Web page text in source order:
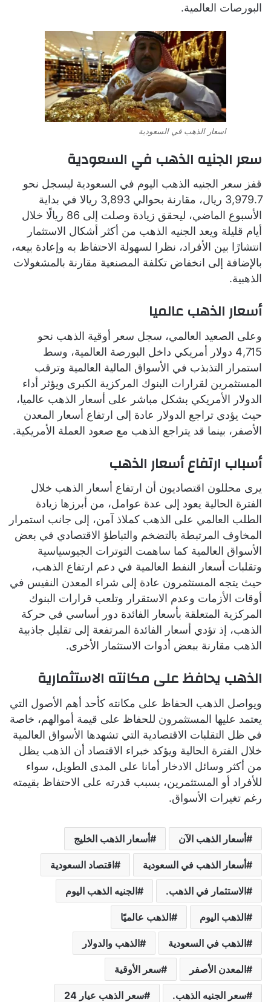
البورصات العالمية.
اسعار الذهب في السعودية
سعر الجنيه الذهب في السعودية
قفز سعر الجنيه الذهب اليوم في السعودية ليسجل نحو
3,979.7 ريال، مقارنة بحوالي 3,893 ريالا في بداية
الأسبوع الماضي، ليحقق زيادة وصلت إلى 86 ريالًا خلال
أيام قليلة ويعد الجنيه الذهب من أكثر أشكال الاستثمار
انتشارًا بين الأفراد، نظرا لسهولة الاحتفاظ به وإعادة بيعه،
بالإضافة إلى انخفاض تكلفة المصنعية مقارنة بالمشغولات
الذهبية.
أسعار الذهب عالميا
وعلى الصعيد العالمي، سجل سعر أوقية الذهب نحو
4,715 دولار أمريكي داخل البورصة العالمية، وسط
استمرار التذبذب في الأسواق المالية العالمية وترقب
المستثمرين لقرارات البنوك المركزية الكبرى ويؤثر أداء
الدولار الأمريكي بشكل مباشر على أسعار الذهب عالميا،
حيث يؤدي تراجع الدولار عادة إلى ارتفاع أسعار المعدن
الأصفر، بينما قد يتراجع الذهب مع صعود العملة الأمريكية.
أسباب ارتفاع أسعار الذهب
يرى محللون اقتصاديون أن ارتفاع أسعار الذهب خلال
الفترة الحالية يعود إلى عدة عوامل، من أبرزها زيادة
الطلب العالمي على الذهب كملاذ آمن، إلى جانب استمرار
المخاوف المرتبطة بالتضخم والتباطؤ الاقتصادي في بعض
الأسواق العالمية كما ساهمت التوترات الجيوسياسية
وتقلبات أسعار النفط العالمية في دعم ارتفاع الذهب،
حيث يتجه المستثمرون عادة إلى شراء المعدن النفيس في
أوقات الأزمات وعدم الاستقرار وتلعب قرارات البنوك
المركزية المتعلقة بأسعار الفائدة دور أساسي في حركة
الذهب، إذ تؤدي أسعار الفائدة المرتفعة إلى تقليل جاذبية
الذهب مقارنة ببعض أدوات الاستثمار الأخرى.
الذهب يحافظ على مكانته الاستثمارية
ويواصل الذهب الحفاظ على مكانته كأحد أهم الأصول التي
يعتمد عليها المستثمرون للحفاظ على قيمة أموالهم، خاصة
في ظل التقلبات الاقتصادية التي تشهدها الأسواق العالمية
خلال الفترة الحالية ويؤكد خبراء الاقتصاد أن الذهب يظل
من أكثر وسائل الادخار أمانا على المدى الطويل، سواء
للأفراد أو المستثمرين، بسبب قدرته على الاحتفاظ بقيمته
رغم تغيرات الأسواق.
أسعار الذهب الآن أسعار الذهب الخليج
أسعار الذهب في السعودية اقتصاد السعودية
الاستثمار في الذهب. الجنيه الذهب اليوم
الذهب اليوم الذهب عالميًا
الذهب في السعودية الذهب والدولار
المعدن الأصفر سعر الأوقية
سعر الجنيه الذهب. سعر الذهب عيار 24